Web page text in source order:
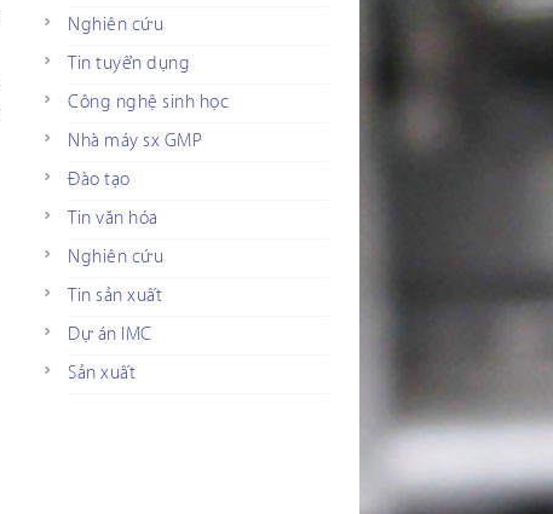
Nghiên cứu
Tin tuyển dụng
Công nghệ sinh học
Nhà máy sx GMP
Đào tạo
Tin văn hóa
Nghiên cứu
Tin sản xuất
Dự án IMC
Sản xuất